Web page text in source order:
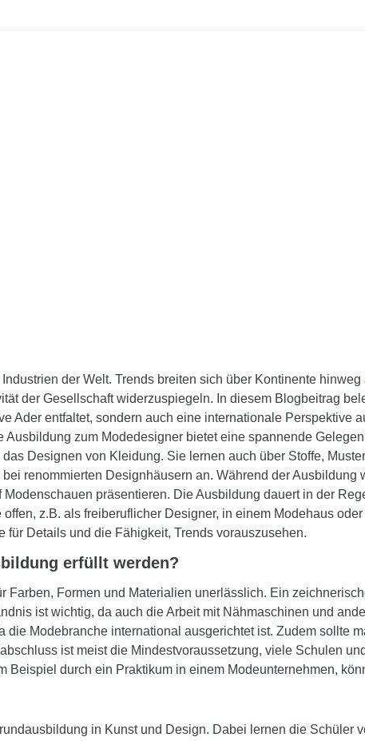
der Welt. Trends breiten sich über Kontinente hinweg
der Gesellschaft widerzuspiegeln. In diesem Blogbeitrag
Ader entfaltet, sondern auch eine internationale Perspektive
zum Modedesigner bietet eine spannende
Designen von Kleidung. Sie lernen auch über Stoffe,
renommierten Designhäusern an. Während der Ausbildung
präsentieren. Die Ausbildung dauert in der
z.B. als freiberuflicher Designer, in einem Modehaus
für Details und die Fähigkeit, Trends vorauszusehen.
erfüllt werden?
Farben, Formen und Materialien unerlässlich. Ein
ist wichtig, da auch die Arbeit mit Nähmaschinen und
Modebranche international ausgerichtet ist. Zudem sollte
ist meist die Mindestvoraussetzung, viele Schulen
Beispiel durch ein Praktikum in einem Modeunternehmen,
in Kunst und Design. Dabei lernen die Schüler